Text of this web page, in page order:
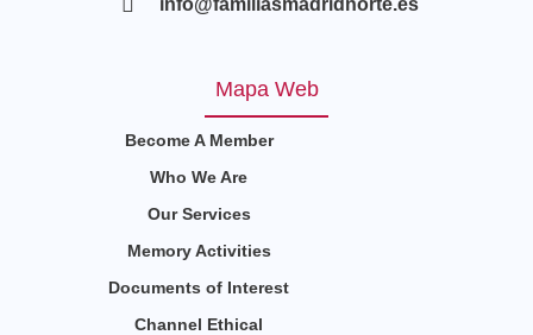
Mapa Web
Become A Member
Who We Are
Our Services
Memory Activities
Documents of Interest
Channel Ethical